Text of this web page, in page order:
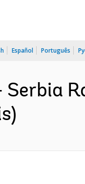
Español Português
Serbia